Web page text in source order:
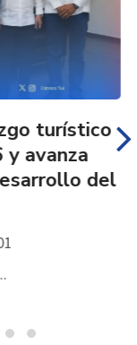
turístico
y avanza
del